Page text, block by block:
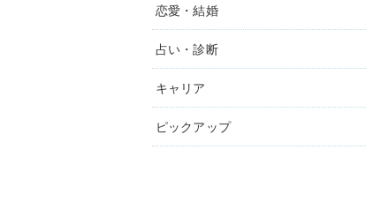
恋愛・結婚
占い・診断
キャリア
ピックアップ